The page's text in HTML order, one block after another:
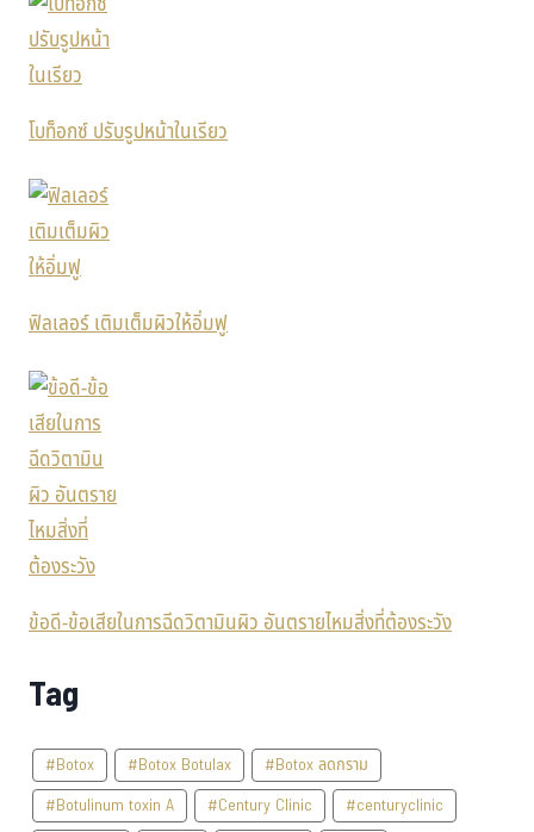
โบท็อกซ์ ปรับรูปหน้าในเรียว
ฟิลเลอร์ เติมเต็มผิวให้อิ่มฟู
ข้อดี-ข้อเสียในการฉีดวิตามินผิว อันตรายไหมสิ่งที่ต้องระวัง
Tag
#Botox #Botox Botulax
#Botox ลดกราม
#Botulinum toxin A
#Century Clinic
#centuryclinic